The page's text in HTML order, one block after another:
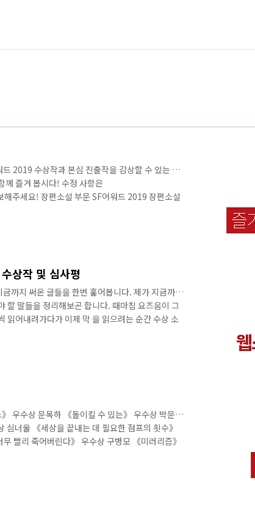
2019 수상작과 본심 진출작을 감상할 수 있는 링
께 즐겨 봅시다! 수정 사항은
세요! 장편소설 부문 SF어워드 2019 장편소설
알라딘 예스24 인터파크 SF어워드 2019 장편소설
상작 및 심사평
까지 써온 글들을 한번 훑어봅니다. 제가 지금까지
할 말들을 정리해보곤 합니다. 때마침 요즈음이 그
읽어내려가다가 이제 막 을 읽으려는 순간 수상 소
워드 최종 심사작품 중 하나라는 이야기를 들었을
우수상 문목하 《돌이킬 수 있는》 우수상 박문영
심너울 《세상을 끝내는 데 필요한 점프의 횟수》
빨리 죽어버린다》 우수상 구병모 《미러리즘》
클로엘(CLOEL) 《내 안드로이드》 만화/웹툰 부